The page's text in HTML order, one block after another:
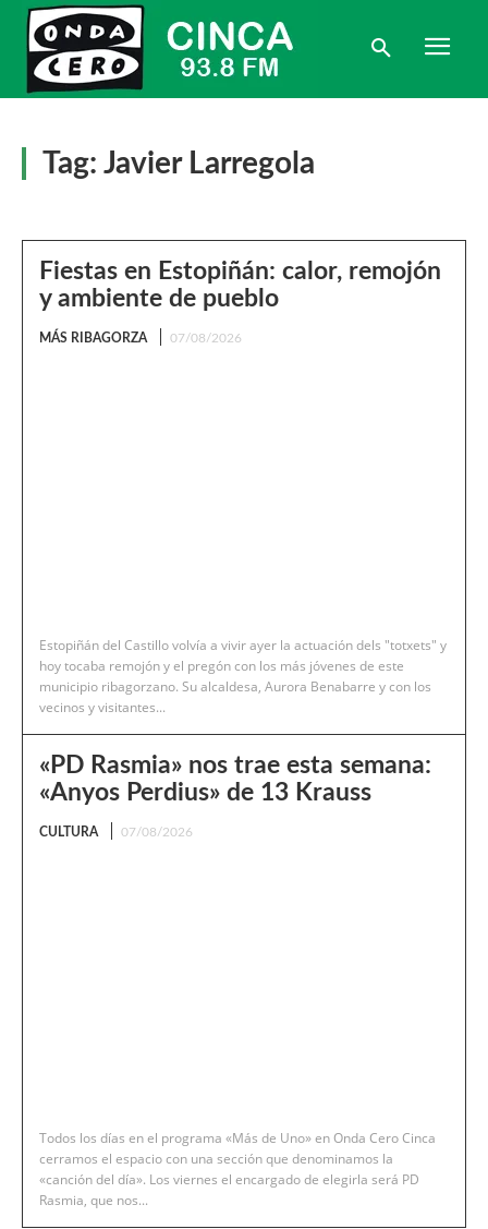
Tag: Javier Larregola
Fiestas en Estopiñán: calor, remojón
y ambiente de pueblo
MÁS RIBAGORZA 07/08/2026
Estopiñán del Castillo volvía a vivir ayer la actuación dels "totxets" y
hoy tocaba remojón y el pregón con los más jóvenes de este
municipio ribagorzano. Su alcaldesa, Aurora Benabarre y con los
vecinos y visitantes...
«PD Rasmia» nos trae esta semana:
«Anyos Perdius» de 13 Krauss
CULTURA 07/08/2026
Todos los días en el programa «Más de Uno» en Onda Cero Cinca
cerramos el espacio con una sección que denominamos la
«canción del día». Los viernes el encargado de elegirla será PD
Rasmia, que nos...